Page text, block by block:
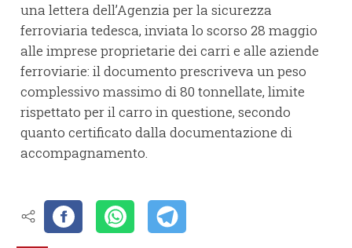
una lettera dell’Agenzia per la sicurezza
ferroviaria tedesca, inviata lo scorso 28 maggio
alle imprese proprietarie dei carri e alle aziende
ferroviarie: il documento prescriveva un peso
complessivo massimo di 80 tonnellate, limite
rispettato per il carro in questione, secondo
quanto certificato dalla documentazione di
accompagnamento.